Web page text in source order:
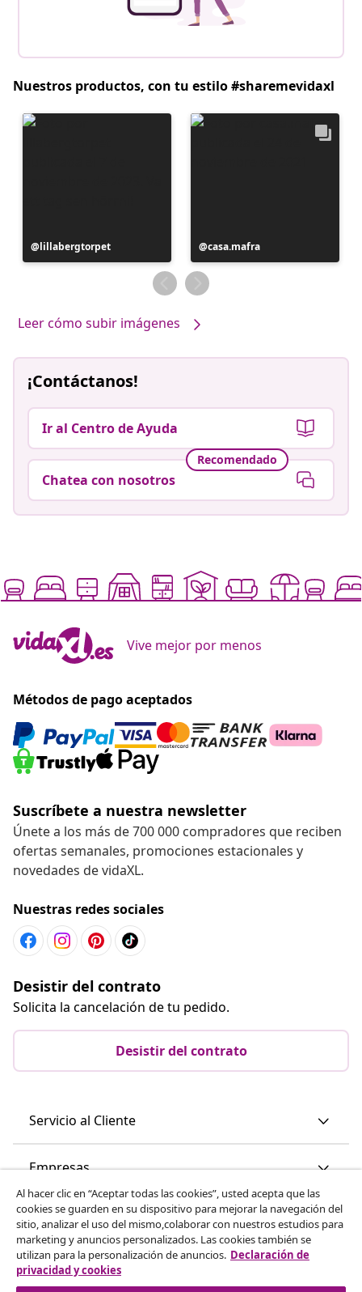
Nuestros productos, con tu estilo #sharemevidaxl
Publicación
realizada
lillabergtorpet
Publicación
realizada
por
casa.mafra
Leer cómo subir imágenes
¡Contáctanos!
Ir al Centro de Ayuda
Recomendado
Chatea con nosotros
Vive mejor por menos
Métodos de pago aceptados
Suscríbete a nuestra newsletter
Únete a los más de 700 000 compradores que reciben
ofertas semanales, promociones estacionales y
novedades de vidaXL.
Nuestras redes sociales
Desistir del contrato
Solicita la cancelación de tu pedido.
Desistir del contrato
Servicio al Cliente
Empresas
vidaXL
Descubre mas
Al hacer clic en “Aceptar todas las cookies”, usted acepta que las
cookies se guarden en su dispositivo para mejorar la navegación del
sitio, analizar el uso del mismo,colaborar con nuestros estudios para
marketing y anuncios personalizados. Las cookies también se
utilizan para la personalización de anuncios. Declaración de
privacidad y cookies